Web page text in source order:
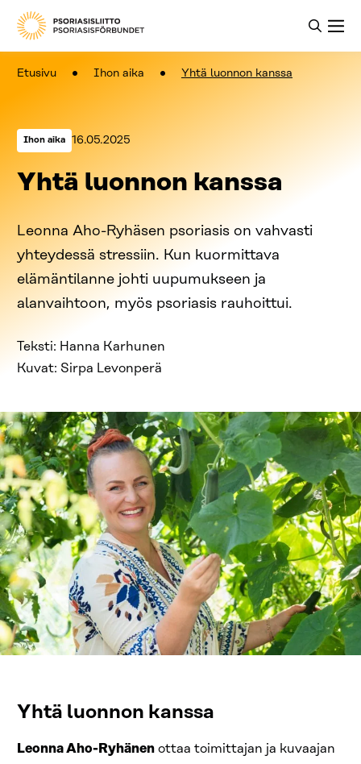
Etusivu Ihon aika Yhtä luonnon kanssa
Kategoriat:
Ihon aika Julkaistu:
16.05.2025
Yhtä luonnon kanssa
Leonna Aho-Ryhäsen psoriasis on vahvasti
yhteydessä stressiin. Kun kuormittava
elämäntilanne johti uupumukseen ja
alanvaihtoon, myös psoriasis rauhoittui.
Teksti: Hanna Karhunen
Kuvat: Sirpa Levonperä
Yhtä luonnon kanssa
Leonna Aho-Ryhänen ottaa toimittajan ja kuvaajan